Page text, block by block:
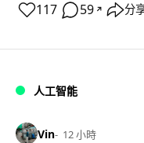
117 59 ↗ 分
人工智能
Vin 12 小時